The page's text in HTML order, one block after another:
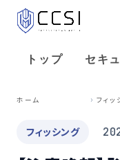
トップ セキ
ホーム フィッ
フィッシング